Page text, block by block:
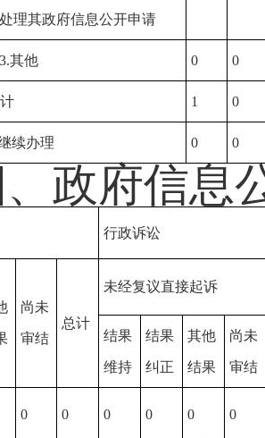
处理其政府信息公开申请
3.其他 0 0
1 0
续办理 0 0
、政府信息
行政诉讼
尚未
审结
总计
未经复议直接起诉
结果
维持
结果
纠正
其他
结果
尚未
审结
0 0 0 0 0 0